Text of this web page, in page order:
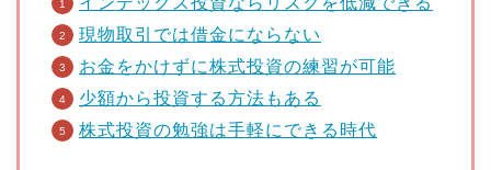
現物取引では借金にならない
お金をかけずに株式投資の練習が可能
少額から投資する方法もある
株式投資の勉強は手軽にできる時代